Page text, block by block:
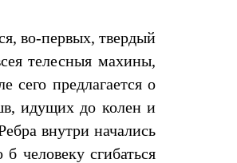
во-первых, твердый
телесныя махины,
сего предлагается о
идущих до колен и
внутри начались
человеку сгибаться